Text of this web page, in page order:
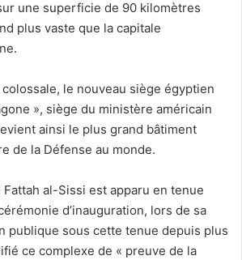
une superficie de 90 kilomètres
plus vaste que la capitale
le nouveau siège égyptien
», siège du ministère américain
ainsi le plus grand bâtiment
de la Défense au monde.
al-Sissi est apparu en tenue
d’inauguration, lors de sa
publique sous cette tenue depuis plus
ce complexe de « preuve de la